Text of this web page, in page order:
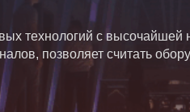
технологий с
позволяет считать